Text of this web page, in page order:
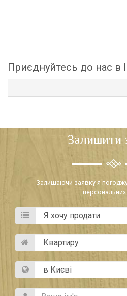
Приєднуйтесь до нас в
Залишити
Залишаючи заявку я
персональних